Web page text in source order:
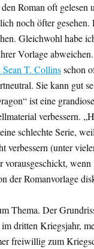
Roman oft
noch öfter
Gleichwohl habe
Vorlage
T. Collinsschon
Sie kann gut
ist eine
verbessern.
schlechte Serie,
verbessern (unter
vorausgeschickt,
der Romanvorlage
Thema. Der
dritten Kriegsjahr,
freiwillig zum